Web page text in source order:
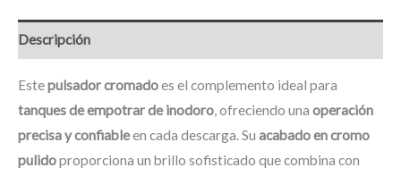
Descripción
Estepulsador cromadoes el complemento ideal para
tanques de empotrar de inodoro, ofreciendo una operación
precisa y confiableen cada descarga. Su acabado en cromo
pulidoproporciona un brillo sofisticado que combina con